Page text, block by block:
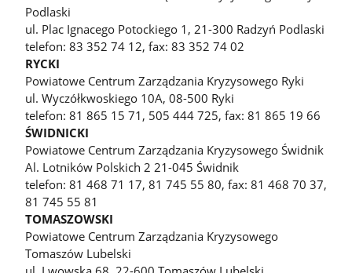
Podlaski
ul. Plac Ignacego Potockiego 1, 21-300 Radzyń Podlaski
telefon: 83 352 74 12, fax: 83 352 74 02
RYCKI
Powiatowe Centrum Zarządzania Kryzysowego Ryki
ul. Wyczółkwoskiego 10A, 08-500 Ryki
telefon: 81 865 15 71, 505 444 725, fax: 81 865 19 66
ŚWIDNICKI
Powiatowe Centrum Zarządzania Kryzysowego Świdnik
Al. Lotników Polskich 2 21-045 Świdnik
telefon: 81 468 71 17, 81 745 55 80, fax: 81 468 70 37,
81 745 55 81
TOMASZOWSKI
Powiatowe Centrum Zarządzania Kryzysowego
Tomaszów Lubelski